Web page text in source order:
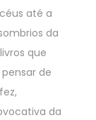
até a
da
que
de
da